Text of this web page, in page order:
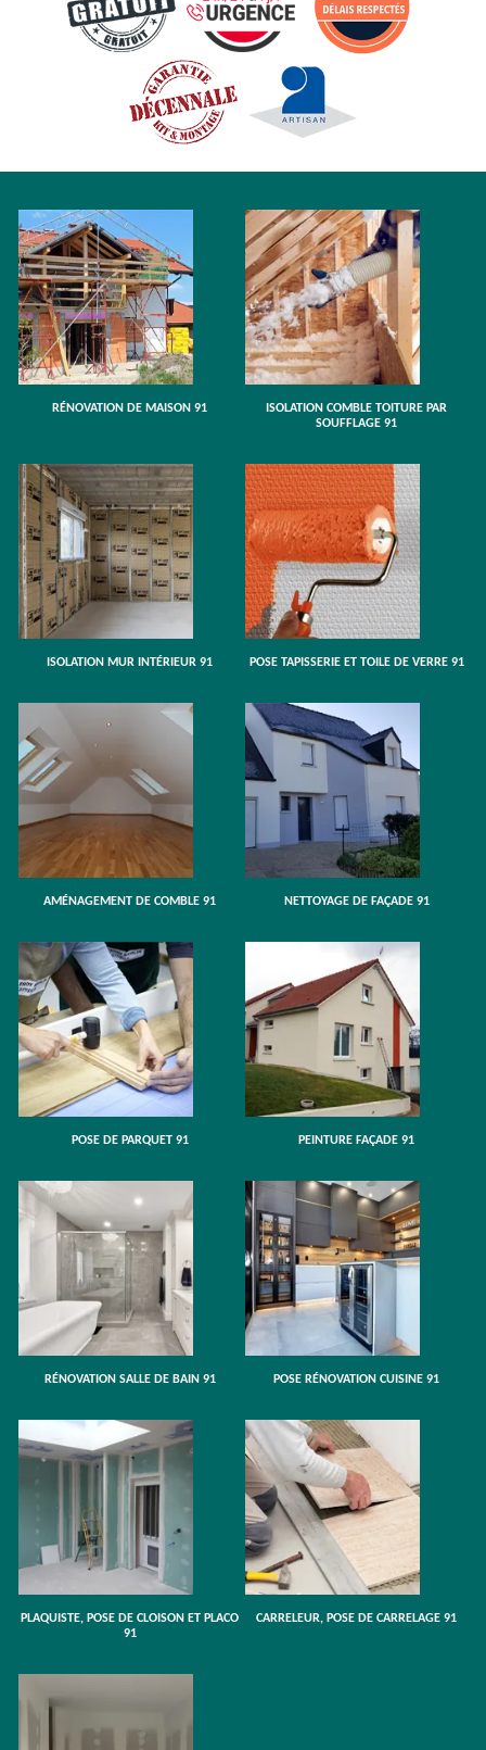
RÉNOVATION DE MAISON 91
ISOLATION COMBLE TOITURE PAR
SOUFFLAGE 91
ISOLATION MUR INTÉRIEUR 91 POSE TAPISSERIE ET TOILE DE VERRE 91
AMÉNAGEMENT DE COMBLE 91 NETTOYAGE DE FAÇADE 91
POSE DE PARQUET 91 PEINTURE FAÇADE 91
RÉNOVATION SALLE DE BAIN 91 POSE RÉNOVATION CUISINE 91
PLAQUISTE, POSE DE CLOISON ET PLACO
91
CARRELEUR, POSE DE CARRELAGE 91